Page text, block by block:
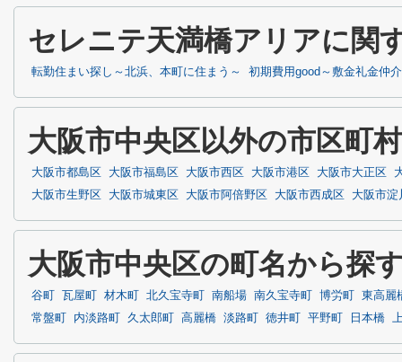
セレニテ天満橋アリアに関
転勤住まい探し～北浜、本町に住まう～ 初期費用good～敷金礼金仲
大阪市中央区以外の市区町
大阪市都島区 大阪市福島区 大阪市西区 大阪市港区 大阪市大正区
大阪市生野区
大阪市城東区 大阪市阿倍野区 大阪市西成区 大阪市淀
大阪市中央区の町名から探
谷町 瓦屋町 材木町 北久宝寺町 南船場 南久宝寺町 博労町
東高麗
常盤町
内淡路町 久太郎町 高麗橋 淡路町 徳井町 平野町 日本橋